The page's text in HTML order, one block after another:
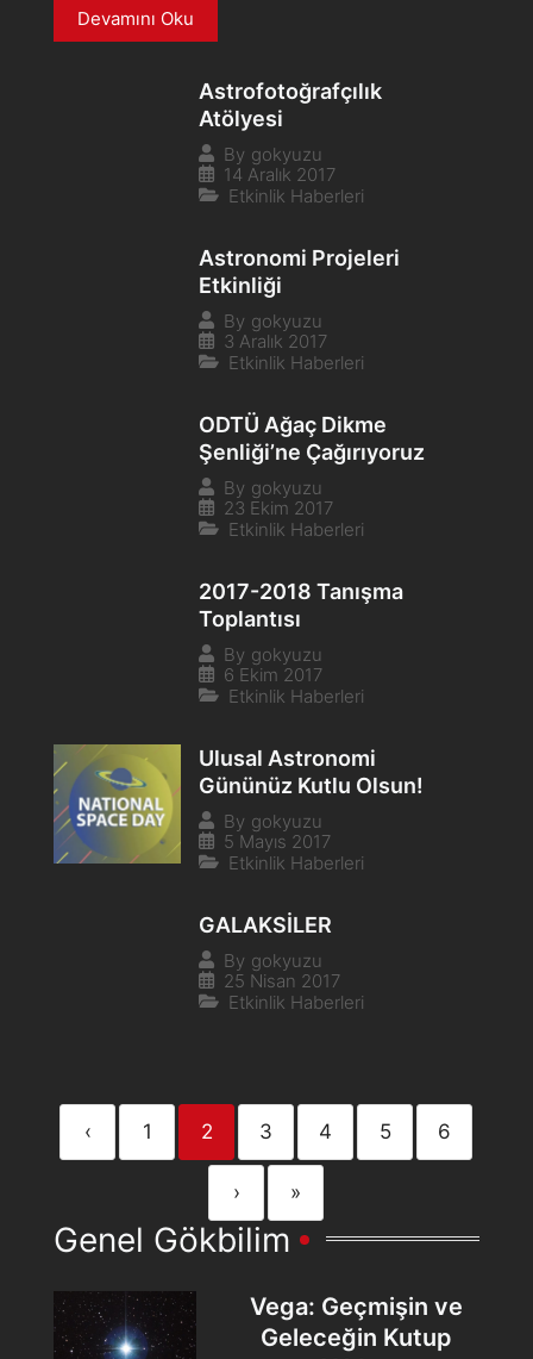
Devamını Oku
Astrofotoğrafçılık
Atölyesi
By gokyuzu
14 Aralık 2017
Etkinlik Haberleri
Astronomi Projeleri
Etkinliği
By gokyuzu
3 Aralık 2017
Etkinlik Haberleri
ODTÜ Ağaç Dikme
Şenliği’ne Çağırıyoruz
By gokyuzu
23 Ekim 2017
Etkinlik Haberleri
2017-2018 Tanışma
Toplantısı
By gokyuzu
6 Ekim 2017
Etkinlik Haberleri
Ulusal Astronomi
Gününüz Kutlu Olsun!
By gokyuzu
5 Mayıs 2017
Etkinlik Haberleri
GALAKSİLER
By gokyuzu
25 Nisan 2017
Etkinlik Haberleri
‹ 1 2 3 4 5 6
› »
Genel Gökbilim
Vega: Geçmişin ve
Geleceğin Kutup